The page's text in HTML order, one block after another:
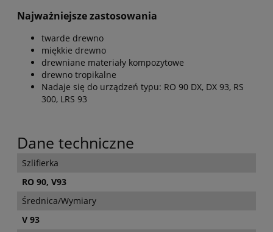
Najważniejsze zastosowania
twarde drewno
miękkie drewno
drewniane materiały kompozytowe
drewno tropikalne
Nadaje się do urządzeń typu: RO 90 DX, DX 93, RS
300, LRS 93
Dane techniczne
Szlifierka
RO 90, V93
Średnica/Wymiary
V 93